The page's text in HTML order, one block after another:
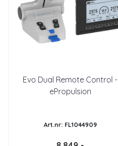
Evo Dual Remote Control -
ePropulsion
Art.nr: FL1044909